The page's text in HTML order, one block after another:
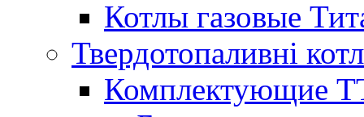
Котлы газовые
Твердотопаливні
Комплектующие